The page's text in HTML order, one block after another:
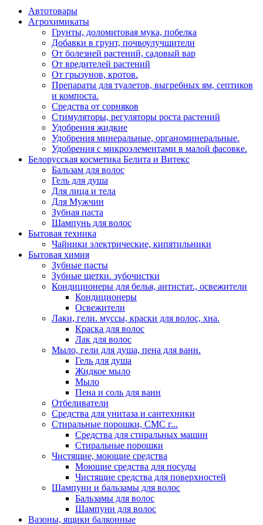
Автотовары
Агрохимикаты
Грунты, доломитовая мука, побелка
Добавки в грунт, почвоулучшители
От болезней растений, садовый вар
От вредителей растений
От грызунов, кротов.
Препараты для туалетов, выгребных ям, септиков
и компоста.
Средства от сорняков
Стимуляторы, регуляторы роста растений
Удобрения жидкие
Удобрения минеральные, органоминеральные.
Удобрения с микроэлементами в малой фасовке.
Белорусская косметика Белита и Витекс
Бальзам для волос
Гель для душа
Для лица и тела
Для Мужчин
Зубная паста
Шампунь для волос
Бытовая техника
Чайники электрические, кипятильники
Бытовая химия
Зубные пасты
Зубные щетки. зубочистки
Кондиционеры для белья, антистат., освежители
Кондиционеры
Освежители
Лаки, гели. муссы, краски для волос, хна.
Краска для волос
Лак для волос
Мыло, гели для душа, пена для ванн.
Гель для душа
Жидкое мыло
Мыло
Пена и соль для ванн
Отбеливатели
Средства для унитаза и сантехники
Стиральные порошки, СМС г...
Средства для стиральных машин
Стиральные порошки
Чистящие, моющие средства
Моющие средства для посуды
Чистящие средства для поверхностей
Шампуни и бальзамы для волос
Бальзамы для волос
Шампуни для волос
Вазоны, ящики балконные